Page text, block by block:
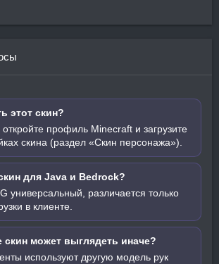
этот скин?
профиль Minecraft и загрузите
скина (раздел «Скин персонажа»).
для Java и Bedrock?
универсальный, различается только
в клиенте.
скин может выглядеть иначе?
используют другую модель рук